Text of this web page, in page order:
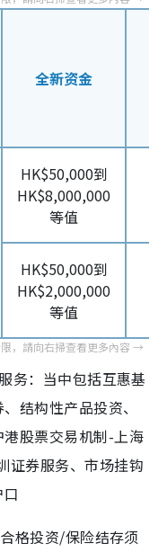
全新资金
HK$50,000到
HK$8,000,000
等值
HK$50,000到
HK$2,000,000
等值
务：当中包括互惠基
结构性产品投资、
股票交易机制-上海
证券服务、市场挂钩
格投资/保险结存须